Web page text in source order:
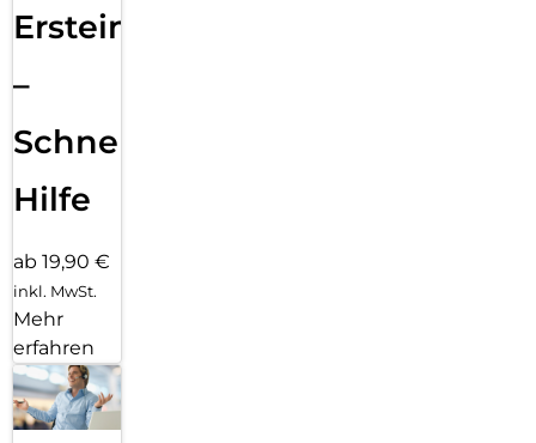
Ersteinrichtung
–
Schnelle
Hilfe
ab 19,90 €
inkl. MwSt.
Mehr
erfahren